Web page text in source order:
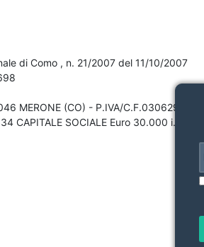
di Como , n. 21/2007 del 11/10/2007
MERONE (CO) - P.IVA/C.F.03062910132
CAPITALE SOCIALE Euro 30.000 i.v.